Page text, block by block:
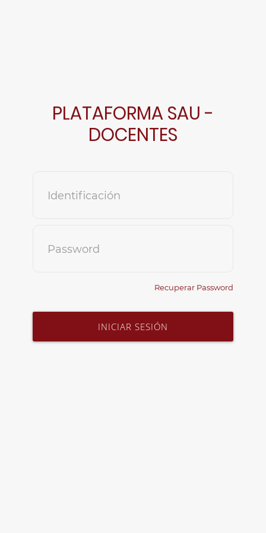
PLATAFORMA SAU -
DOCENTES
Identificación
Password
Recuperar Password
INICIAR SESIÓN